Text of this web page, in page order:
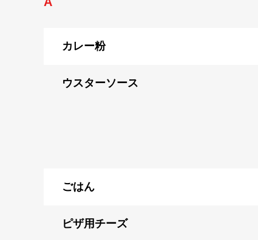
カレー粉
ウスターソース
ごはん
ピザ用チーズ